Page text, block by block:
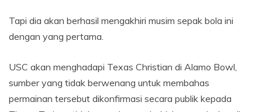
Tapi dia akan berhasil mengakhiri musim sepak bola ini
dengan yang pertama.
USC akan menghadapi Texas Christian di Alamo Bowl,
sumber yang tidak berwenang untuk membahas
permainan tersebut dikonfirmasi secara publik kepada